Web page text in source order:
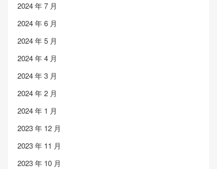
2024 年 7 月
2024 年 6 月
2024 年 5 月
2024 年 4 月
2024 年 3 月
2024 年 2 月
2024 年 1 月
2023 年 12 月
2023 年 11 月
2023 年 10 月